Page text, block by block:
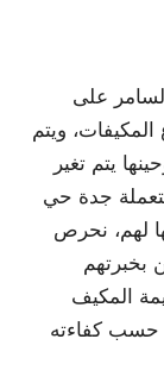
على
المكيفات، ويتم
يتم تغير
جدة حي
لهم، نحرص
بخبرتهم
المكيف
حسب كفاءته